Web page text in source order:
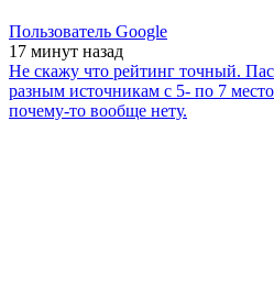
Пользователь Google
17 минут назад
Не скажу что рейтинг точный.
разным источникам с 5- по 7
почему-то вообще нету.